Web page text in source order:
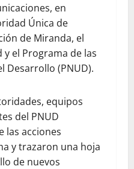
en
Única de
de Miranda, el
el Programa de las
Desarrollo (PNUD).
equipos
del PNUD
las acciones
y trazaron una hoja
de nuevos